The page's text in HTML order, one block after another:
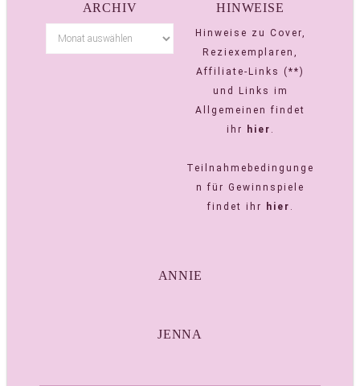
ARCHIV HINWEISE
Hinweise zu Cover,
Reziexemplaren,
Affiliate-Links (**)
und Links im
Allgemeinen findet
ihr
hier .
Teilnahmebedingunge
n für Gewinnspiele
findet ihr
hier .
ANNIE
JENNA